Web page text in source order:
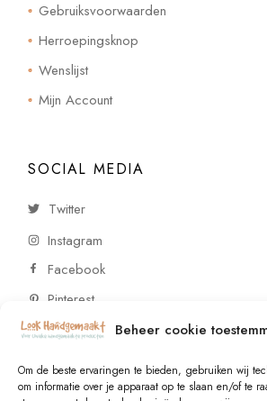
Beheer cookie
Om de beste ervaringen te bieden, gebruiken wij
om informatie over je apparaat op te slaan en/of te
Gebruiksvoorwaarden
Herroepingsknop
Wenslijst
Mijn Account
SOCIAL MEDIA
Twitter
Instagram
Facebook
Pinterest
CONTACT